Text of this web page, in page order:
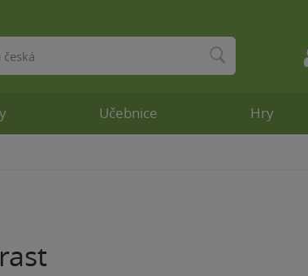
Učebnice Hry